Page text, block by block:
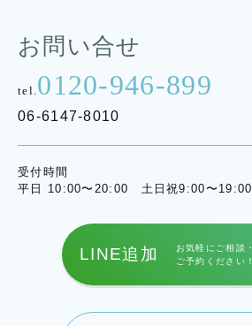
お問い合せ
tel. 0120-946-899
06-6147-8010
受付時間
平日 10:00〜20:00 土日祝9:00〜19:00
LINE追加
お気軽にご相談・
ご予約ください！